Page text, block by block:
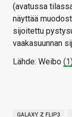
(avatussa
näyttää
sijoitettu
vaakasuunnan
Lähde: Weibo
GALAXY Z FLIP3